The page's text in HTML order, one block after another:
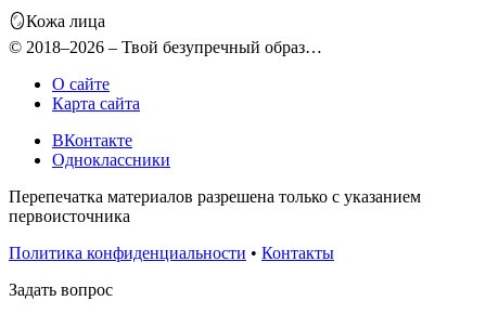
🪞Кожа лица
© 2018–2026 – Твой безупречный образ…
О сайте
Карта сайта
ВКонтакте
Одноклассники
Перепечатка материалов разрешена только с указанием
первоисточника
Политика конфиденциальности • Контакты
Задать вопрос